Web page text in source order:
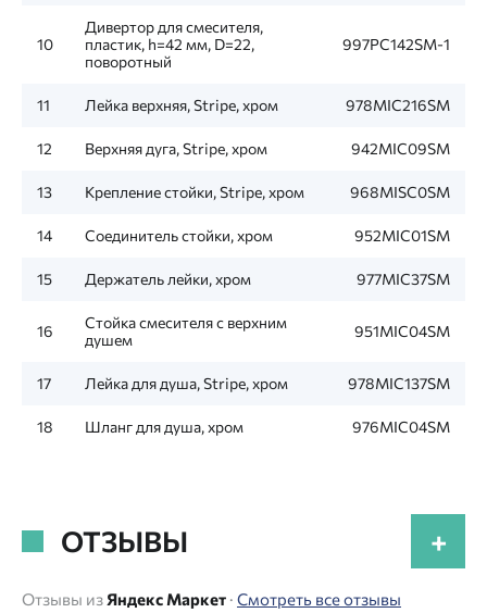
10
Дивертор для смесителя,
пластик, h=42 мм, D=22,
поворотный
997PC142SM-1
11 Лейка верхняя, Stripe, хром 978MIC216SM
12 Верхняя дуга, Stripe, хром 942MIC09SM
13 Крепление стойки, Stripe, хром 968MISC0SM
14 Соединитель стойки, хром 952MIC01SM
15 Держатель лейки, хром 977MIC37SM
16
Стойка смесителя с верхним
душем
951MIC04SM
17 Лейка для душа, Stripe, хром 978MIC137SM
18 Шланг для душа, хром 976MIC04SM
ОТЗЫВЫ +
Отзывы из Яндекс Маркет · Смотреть все отзывы